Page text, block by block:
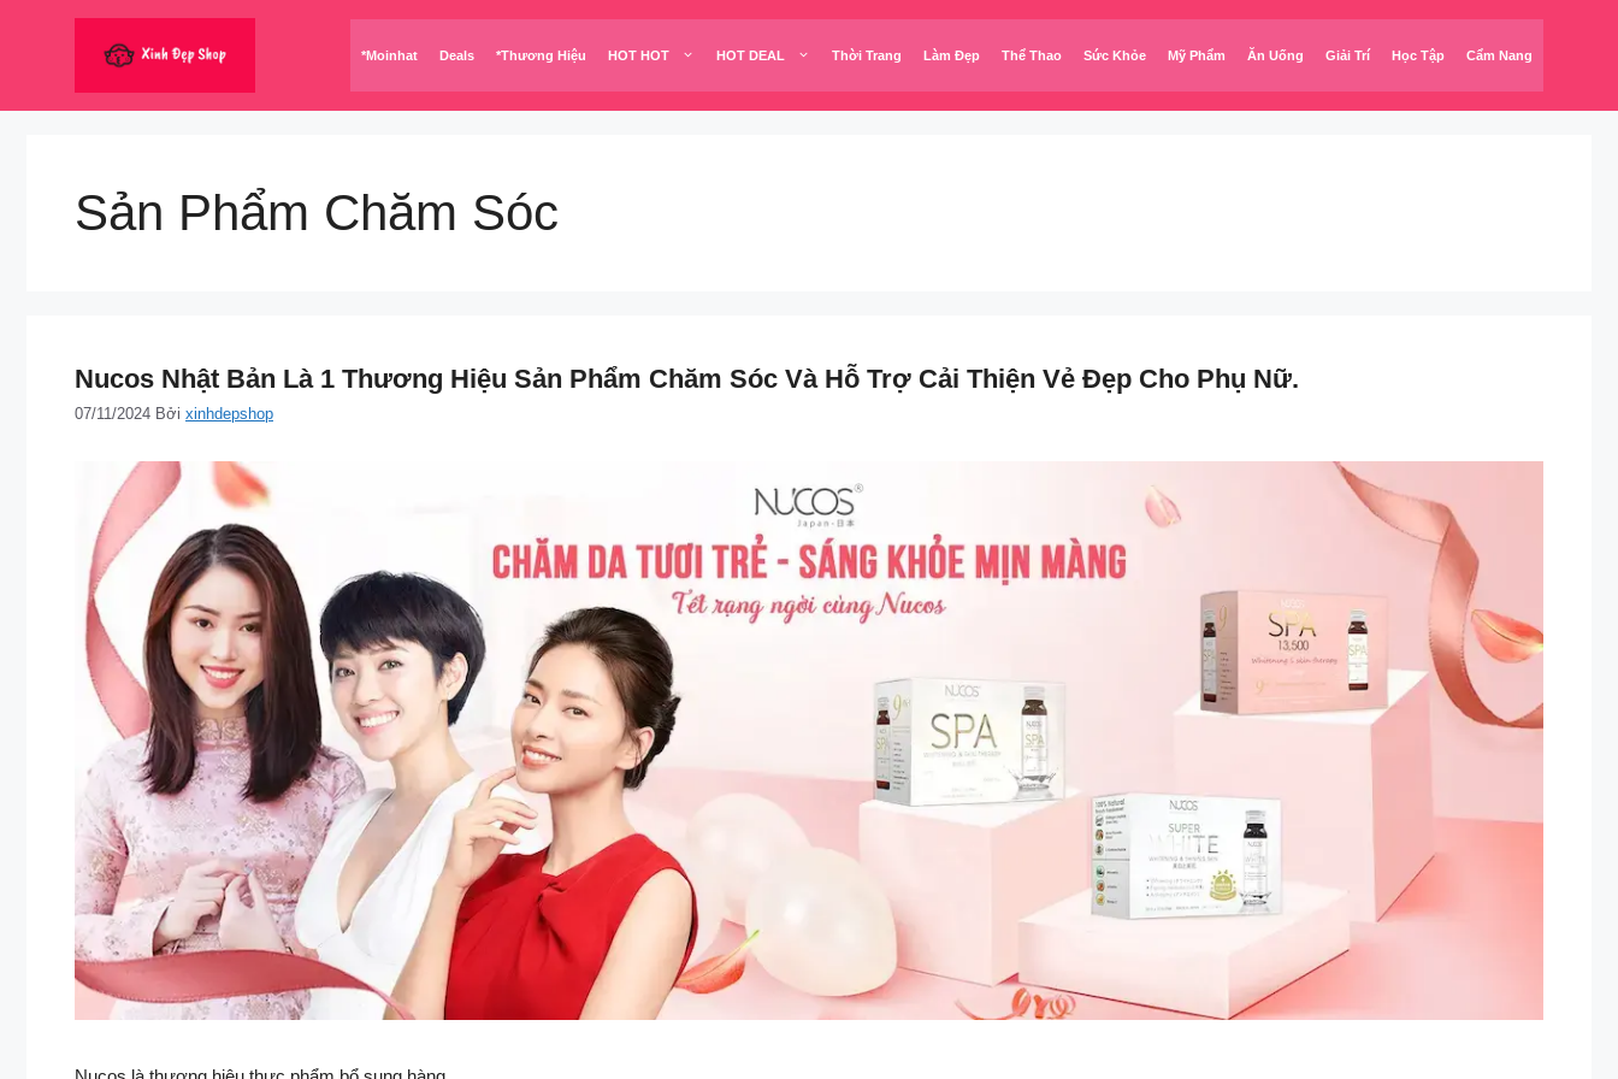
*Moinhat Deals *Thương Hiệu HOT HOT HOT DEAL Thời Trang Làm Đẹp Thể Thao Sức Khỏe Mỹ Phẩm Ăn Uống Giải Trí Học Tập Cẩm Nang
Sản Phẩm Chăm Sóc
Nucos Nhật Bản Là 1 Thương Hiệu Sản Phẩm Chăm Sóc Và Hỗ Trợ Cải Thiện Vẻ Đẹp Cho Phụ Nữ.
07/11/2024 Bởi xinhdepshop